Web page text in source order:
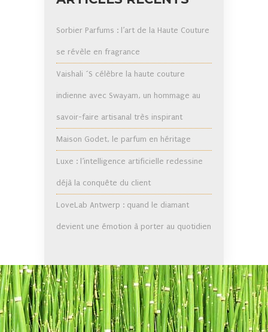
Sorbier Parfums : l’art de la Haute Couture
se révèle en fragrance
Vaishali ´S célèbre la haute couture
indienne avec Swayam, un hommage au
savoir-faire artisanal très inspirant
Maison Godet, le parfum en héritage
Luxe : l’intelligence artificielle redessine
déjà la conquête du client
LoveLab Antwerp : quand le diamant
devient une émotion à porter au quotidien